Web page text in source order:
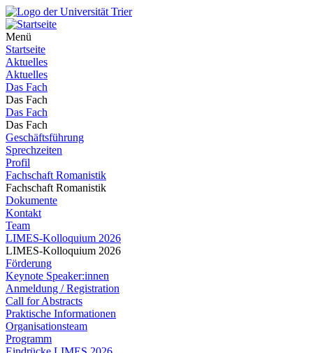
Menü
Startseite
Aktuelles
Aktuelles
Das Fach
Das Fach
Das Fach
Das Fach
Geschäftsführung
Sprechzeiten
Profil
Fachschaft Romanistik
Fachschaft Romanistik
Dokumente
Kontakt
Team
LIMES-Kolloquium 2026
LIMES-Kolloquium 2026
Förderung
Keynote Speaker:innen
Anmeldung / Registration
Call for Abstracts
Praktische Informationen
Organisationsteam
Programm